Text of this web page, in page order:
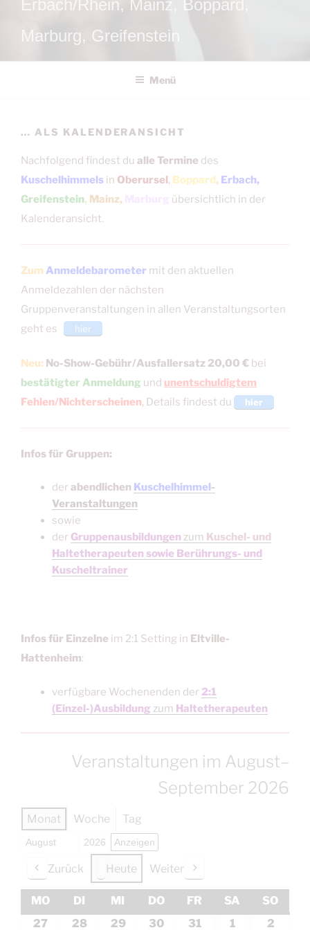
Erbach/Rhein, Mainz, Boppard,
Marburg, Greifenstein
Menü
… ALS KALENDERANSICHT
Nachfolgend findest du alle Termine des
Kuschelhimmels in Oberursel, Boppard, Erbach,
Greifenstein, Mainz,
übersichtlich in der
Kalenderansicht.
Zum Anmeldebarometer mit den aktuellen
Anmeldezahlen der nächsten
Gruppenveranstaltungen in allen Veranstaltungsorten
geht es
hier
Neu: No-Show-Gebühr/Ausfallersatz 20,00 € bei
bestätigter Anmeldung und unentschuldigtem
Fehlen/Nichterscheinen, Details findest du hier
Infos für Gruppen:
der abendlichen Kuschelhimmel-
Veranstaltungen
sowie
der Gruppenausbildungen zum Kuschel- und
Haltetherapeuten sowie Berührungs- und
Kuscheltrainer
Infos für Einzelne im 2:1 Setting in Eltville-
Hattenheim:
verfügbare Wochenenden der 2:1
(Einzel-)Ausbildung zum Haltetherapeuten
Veranstaltungen im August–
September 2026
Monat Woche Tag
Monat
Jahr
Zurück Heute Weiter
MOMONTAG
DI DIENSTAG
MI MITTWOCH
DODONNERSTAG
FR FREITAG
SA SAMSTAG
SO
27
28 29 30 3131.
1 2